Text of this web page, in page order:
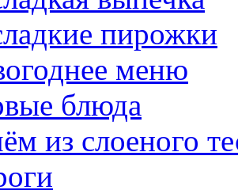
пирожки
меню
блюда
из слоеного